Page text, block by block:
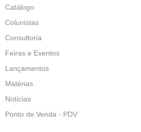
Catálogo
Colunistas
Consultoria
Feiras e Eventos
Lançamentos
Matérias
Notícias
Ponto de Venda - PDV